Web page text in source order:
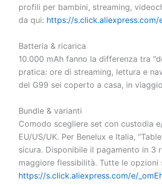
profili per bambini, streaming,
da qui: https://s.click.aliexpress.com/
Batteria & ricarica
10.000 mAh fanno la differenza tra
pratica: ore di streaming, lettura e
del G99 sei coperto a casa, in
Bundle & varianti
Comodo scegliere set con custodia
EU/US/UK. Per Benelux e Italia,
sicura. Disponibile il pagamento in
maggiore flessibilità. Tutte le
https://s.click.aliexpress.com/e/